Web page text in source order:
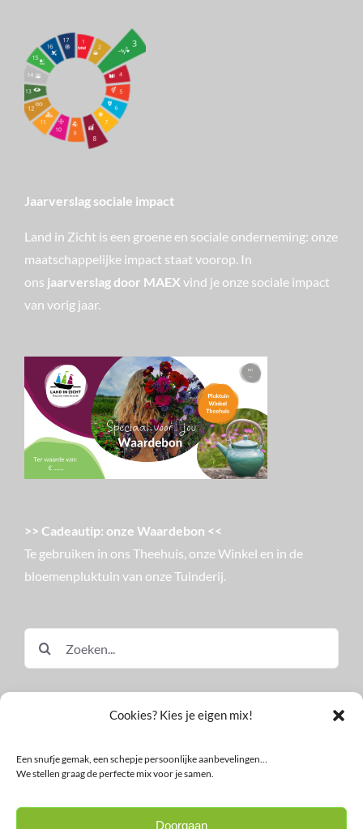
Cookies? Kies je eigen mix!
Een snufje gemak, een schepje persoonlijke aanbevelingen…
We stellen graag de perfecte mix voor je samen.
Doorgaan
Jaarverslag sociale impact
Land in Zicht is een groene en sociale onderneming: onze
maatschappelijke impact staat voorop. In
ons jaarverslag door MAEX vind je onze sociale impact
van vorig jaar.
>> Cadeautip: onze Waardebon <<
Te gebruiken in ons Theehuis, onze Winkel en in de
bloemenpluktuin van onze Tuinderij.